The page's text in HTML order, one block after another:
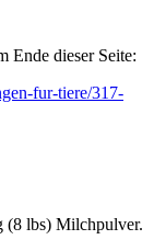
Ende dieser Seite:
fur-tiere/317-
(8 lbs) Milchpulver.